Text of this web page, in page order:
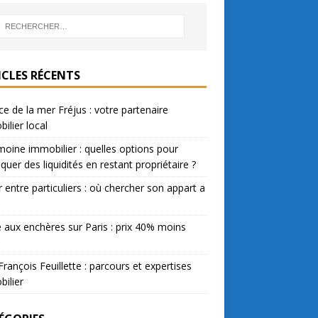
RÉCENTS
de la mer Fréjus : votre partenaire
local
immobilier : quelles options pour
des liquidités en restant propriétaire ?
entre particuliers : où chercher son appart a
aux enchères sur Paris : prix 40% moins
Feuillette : parcours et expertises